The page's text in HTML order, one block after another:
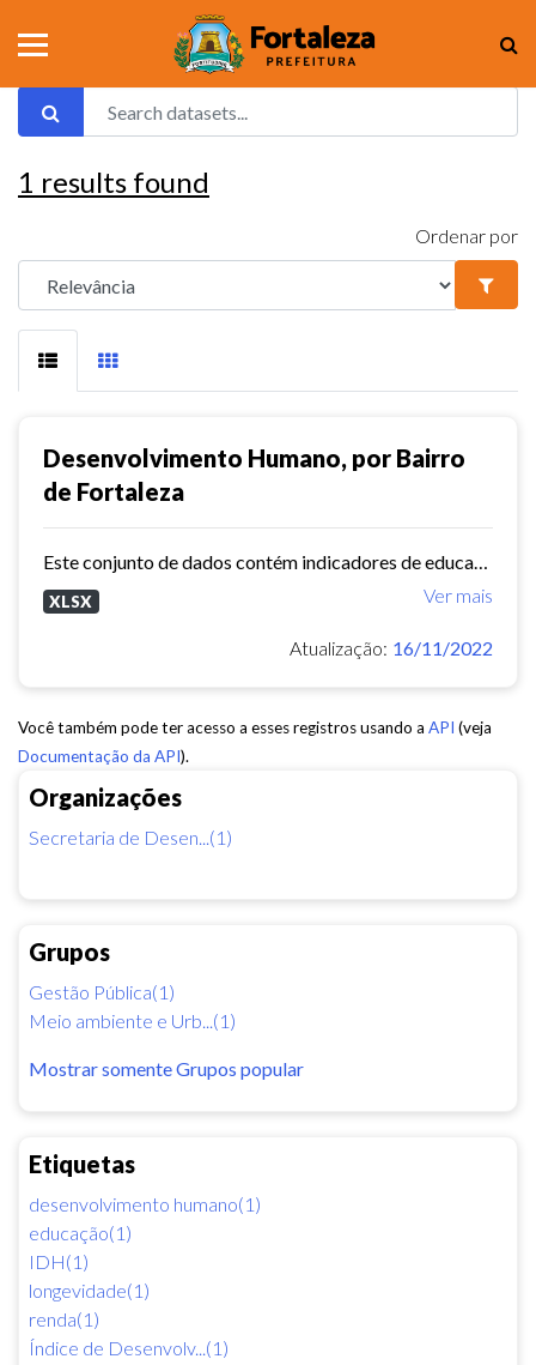
Organizações
Secretaria de Desen...(1)
Grupos
Gestão Pública(1)
Meio ambiente e Urb...(1)
Mostrar somente Grupos popular
Etiquetas
desenvolvimento humano(1)
educação(1)
IDH(1)
longevidade(1)
renda(1)
Índice de Desenvolv...(1)
1 results found
Ordenar por
Desenvolvimento Humano, por Bairro
de Fortaleza
Ver mais
XLSX
Atualização: 16/11/2022
Você também pode ter acesso a esses registros usando a API (veja
Documentação da API).